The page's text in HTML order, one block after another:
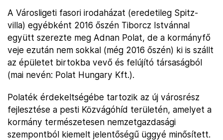
A Városligeti fasori irodaházat (eredetileg Spitz-
villa) egyébként 2016 őszén Tiborcz Istvánnal
együtt szerezte meg Adnan Polat, de a kormányfő
veje ezután nem sokkal (még 2016 őszén) ki is szállt
az épületet birtokba vevő és felújító társaságból
(mai nevén: Polat Hungary Kft.).
Polaték érdekeltségébe tartozik az új városrész
fejlesztése a pesti Közvágóhíd területén, amelyet a
kormány természetesen nemzetgazdasági
szempontból kiemelt jelentőségű üggyé minősített.